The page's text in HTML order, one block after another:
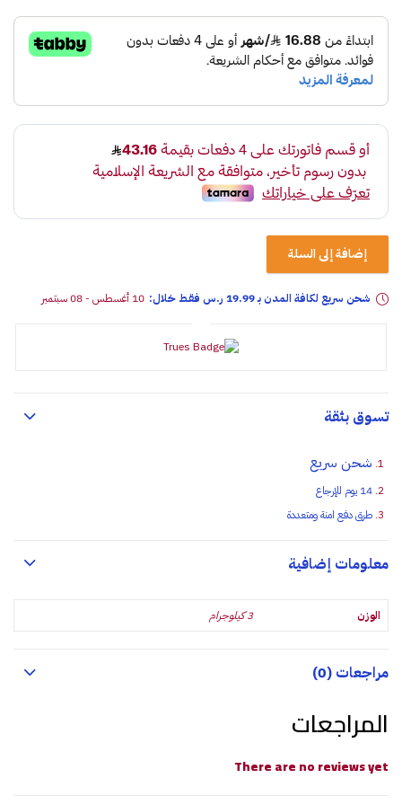
إضافة إلى السلة
شحن سريع لكافة المدن بـ 19.99 ر.س فقـط خلال: 10 أغسطس - 08 سبتمبر
تسوق بثقة
شحن سريع
14 يوم للإرجاع
طرق دفع امنة ومتعددة
معلومات إضافية
الوزن 3 كيلوجرام
مراجعات (0)
المراجعات
There are no reviews yet